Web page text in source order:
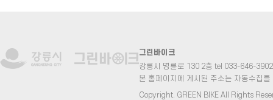
그린바이크
강릉시 명륜로 130 2층 tel 033-646-
본 홈페이지에 게시된 주소는 자동수집
Copyright. GREEN BIKE All Rights